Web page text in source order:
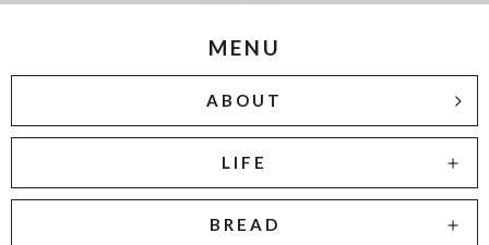
MENU
ABOUT
LIFE
BREAD